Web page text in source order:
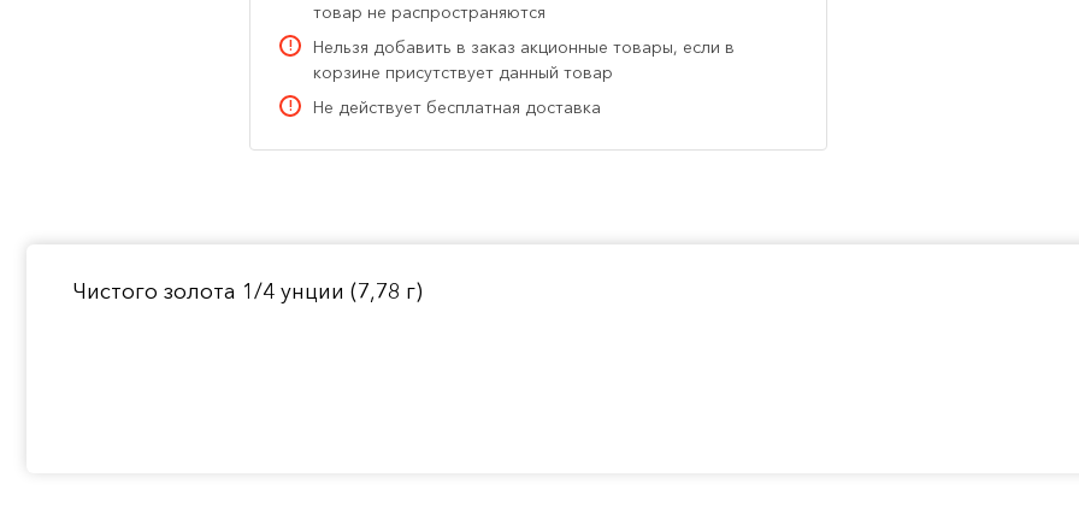
товар не распространяются
Нельзя добавить в заказ акционные товары, если в
корзине присутствует данный товар
Не действует бесплатная доставка
Чистого золота 1/4 унции (7,78 г)